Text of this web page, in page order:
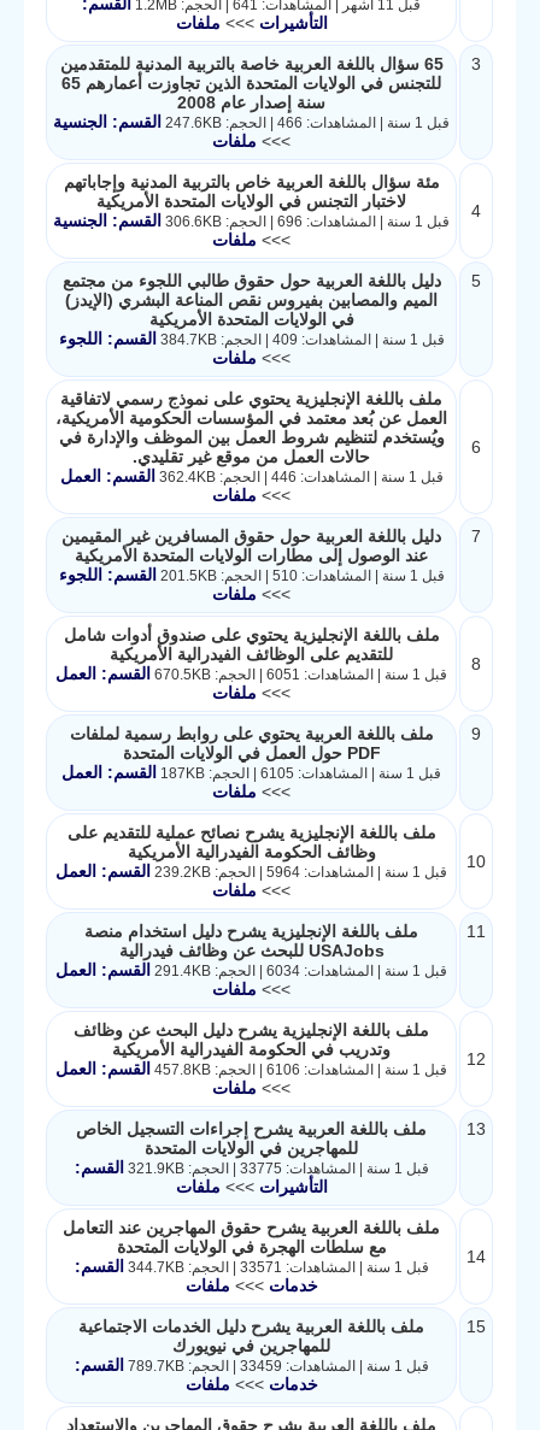
قبل 11 أشهر | المشاهدات: 641 | الحجم: 1.2MB
القسم:
التأشيرات>>> ملفات
3
65 سؤال باللغة العربية خاصة بالتربية المدنية للمتقدمين
للتجنس في الولايات المتحدة الذين تجاوزت أعمارهم 65
سنة إصدار عام 2008
قبل 1 سنة | المشاهدات: 466 | الحجم: 247.6KB
القسم: الجنسية
>>> ملفات
4
مئة سؤال باللغة العربية خاص بالتربية المدنية وإجاباتهم
لاختبار التجنس في الولايات المتحدة الأمريكية
قبل 1 سنة | المشاهدات: 696 | الحجم: 306.6KB
القسم: الجنسية
>>> ملفات
5
دليل باللغة العربية حول حقوق طالبي اللجوء من مجتمع
الميم والمصابين بفيروس نقص المناعة البشري (الإيدز)
في الولايات المتحدة الأمريكية
قبل 1 سنة | المشاهدات: 409 | الحجم: 384.7KB
القسم: اللجوء
>>> ملفات
6
ملف باللغة الإنجليزية يحتوي على نموذج رسمي لاتفاقية
العمل عن بُعد معتمد في المؤسسات الحكومية الأمريكية،
ويُستخدم لتنظيم شروط العمل بين الموظف والإدارة في
حالات العمل من موقع غير تقليدي.
قبل 1 سنة | المشاهدات: 446 | الحجم: 362.4KB
القسم: العمل
>>> ملفات
7
دليل باللغة العربية حول حقوق المسافرين غير المقيمين
عند الوصول إلى مطارات الولايات المتحدة الأمريكية
قبل 1 سنة | المشاهدات: 510 | الحجم: 201.5KB
القسم: اللجوء
>>> ملفات
8
ملف باللغة الإنجليزية يحتوي على صندوق أدوات شامل
للتقديم على الوظائف الفيدرالية الأمريكية
قبل 1 سنة | المشاهدات: 6051 | الحجم: 670.5KB
القسم: العمل
>>> ملفات
9
ملف باللغة العربية يحتوي على روابط رسمية لملفات
PDF حول العمل في الولايات المتحدة
قبل 1 سنة | المشاهدات: 6105 | الحجم: 187KB
القسم: العمل
>>> ملفات
10
ملف باللغة الإنجليزية يشرح نصائح عملية للتقديم على
وظائف الحكومة الفيدرالية الأمريكية
قبل 1 سنة | المشاهدات: 5964 | الحجم: 239.2KB
القسم: العمل
>>> ملفات
11
ملف باللغة الإنجليزية يشرح دليل استخدام منصة
USAJobs للبحث عن وظائف فيدرالية
قبل 1 سنة | المشاهدات: 6034 | الحجم: 291.4KB
القسم: العمل
>>> ملفات
12
ملف باللغة الإنجليزية يشرح دليل البحث عن وظائف
وتدريب في الحكومة الفيدرالية الأمريكية
قبل 1 سنة | المشاهدات: 6106 | الحجم: 457.8KB
القسم: العمل
>>> ملفات
13
ملف باللغة العربية يشرح إجراءات التسجيل الخاص
للمهاجرين في الولايات المتحدة
قبل 1 سنة | المشاهدات: 33775 | الحجم: 321.9KB
القسم:
التأشيرات>>> ملفات
14
ملف باللغة العربية يشرح حقوق المهاجرين عند التعامل
مع سلطات الهجرة في الولايات المتحدة
قبل 1 سنة | المشاهدات: 33571 | الحجم: 344.7KB
القسم:
خدمات>>> ملفات
15
ملف باللغة العربية يشرح دليل الخدمات الاجتماعية
للمهاجرين في نيويورك
قبل 1 سنة | المشاهدات: 33459 | الحجم: 789.7KB
القسم:
خدمات>>> ملفات
ملف باللغة العربية يشرح حقوق المهاجرين والاستعداد